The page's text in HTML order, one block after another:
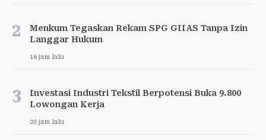
2
Menkum Tegaskan Rekam SPG GIIAS Tanpa Izin
Langgar Hukum
16 jam lalu
3
Investasi Industri Tekstil Berpotensi Buka 9.800
Lowongan Kerja
20 jam lalu